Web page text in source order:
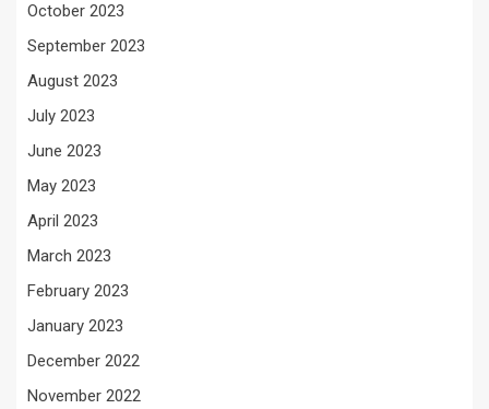
October 2023
September 2023
August 2023
July 2023
June 2023
May 2023
April 2023
March 2023
February 2023
January 2023
December 2022
November 2022